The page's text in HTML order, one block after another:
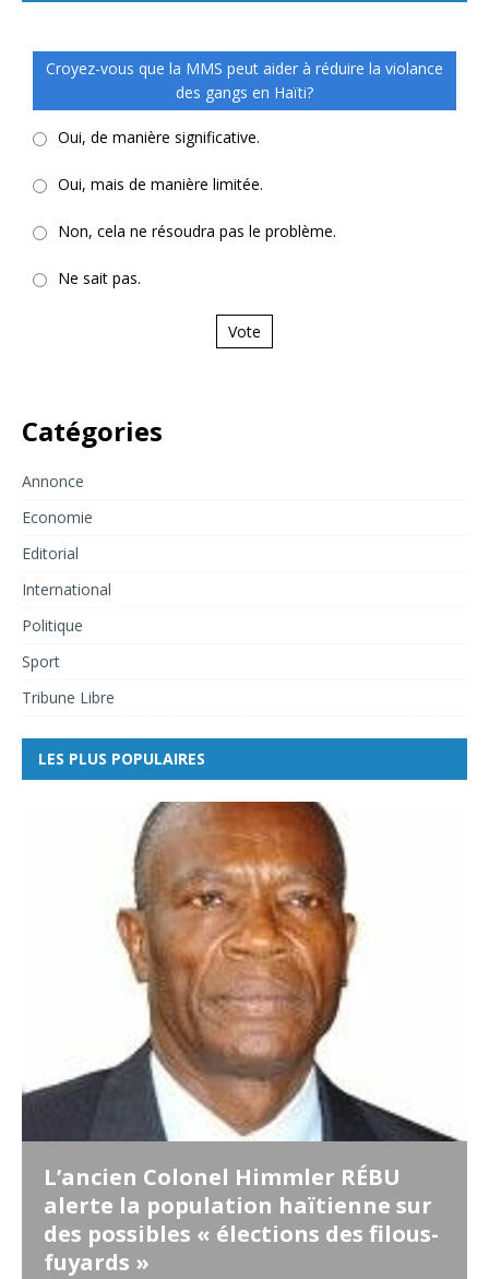
Croyez-vous que la MMS peut aider à réduire la violance
des gangs en Haïti?
Oui, de manière significative.
Oui, mais de manière limitée.
Non, cela ne résoudra pas le problème.
Ne sait pas.
Vote
Catégories
Annonce
Economie
Editorial
International
Politique
Sport
Tribune Libre
LES PLUS POPULAIRES
L’ancien Colonel Himmler RÉBU
alerte la population haïtienne sur
des possibles « élections des filous-
fuyards »